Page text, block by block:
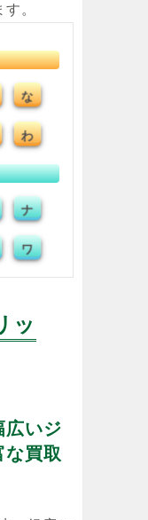
。
な
わ
ナ
ワ
ッ
いジ
な買取